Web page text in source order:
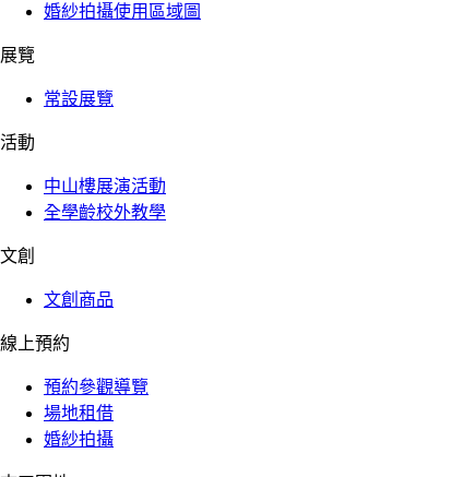
婚紗拍攝使用區域圖
展覽
常設展覽
活動
中山樓展演活動
全學齡校外教學
文創
文創商品
線上預約
預約參觀導覽
場地租借
婚紗拍攝